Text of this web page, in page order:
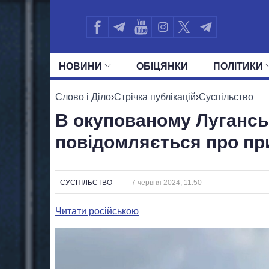
НОВИНИ ОБIЦЯНКИ ПОЛIТИКИ
УСІ ПОЛІТИКИ ПРЕЗИДЕНТ І ОФІС
Слово і Діло›Стрічка публікацій›Суспільство
В окупованому
повідомляється про
СУСПІЛЬСТВО 7 червня 2024, 11:50
Читати російською